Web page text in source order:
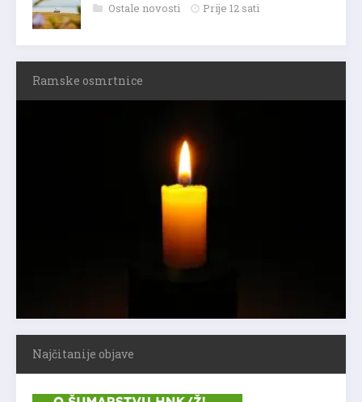
Ostale novosti Prije 12 sati
Ramske osmrtnice
Najčitanije objave